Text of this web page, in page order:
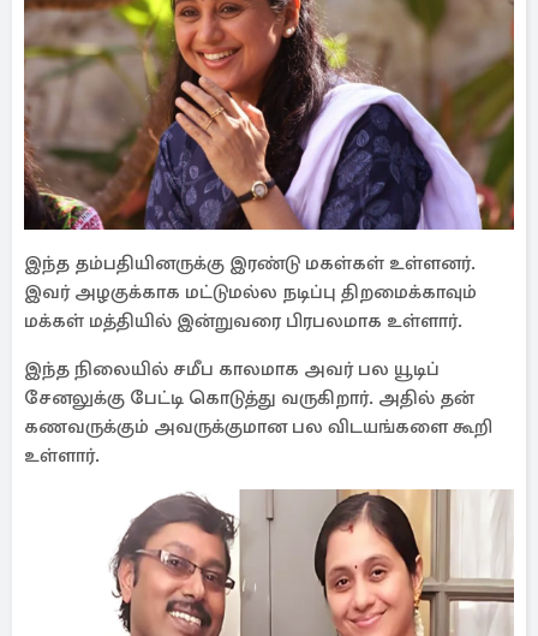
இந்த தம்பதியினருக்கு இரண்டு மகள்கள் உள்ளனர்.
இவர் அழகுக்காக மட்டுமல்ல நடிப்பு திறமைக்காவும்
மக்கள் மத்தியில் இன்றுவரை பிரபலமாக உள்ளார்.
இந்த நிலையில் சமீப காலமாக அவர் பல யூடிப்
சேனலுக்கு பேட்டி கொடுத்து வருகிறார். அதில் தன்
கணவருக்கும் அவருக்குமான பல விடயங்களை கூறி
உள்ளார்.